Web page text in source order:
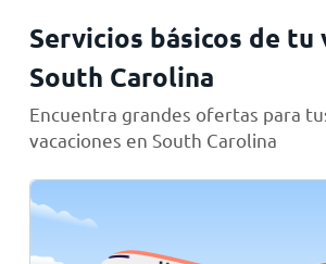
Servicios básicos de tu
South Carolina
Encuentra grandes ofertas para
vacaciones en South Carolina